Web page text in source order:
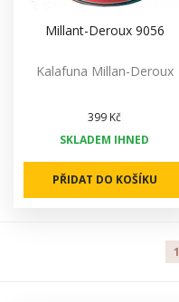
Millant-Deroux 9056
Kalafuna Millan-Deroux
399 Kč
SKLADEM IHNED
PŘIDAT DO KOŠÍKU
1